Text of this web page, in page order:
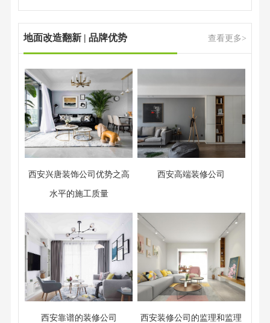
地面改造翻新 | 品牌优势 查看更多>
西安兴唐装饰公司优势之高
水平的施工质量
西安高端装修公司
西安靠谱的装修公司 西安装修公司的监理和监理